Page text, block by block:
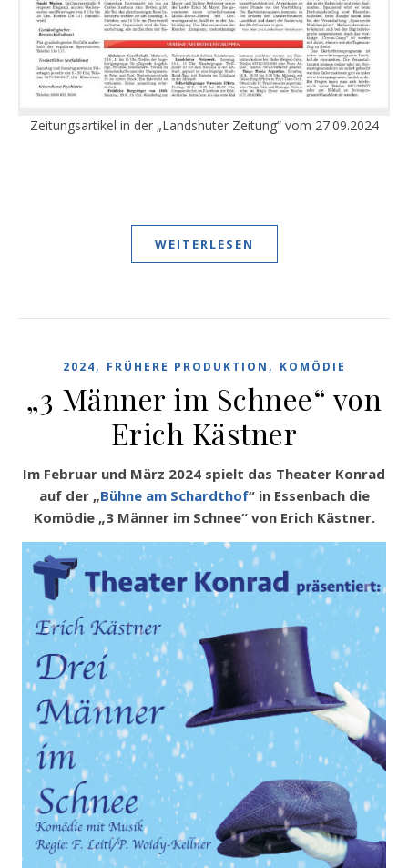
Zeitungsartikel in der „Landshuter Zeitung“ vom 27.09.2024
WEITERLESEN
2024, FRÜHERE PRODUKTION , KOMÖDIE
„3 Männer im Schnee“ von
Erich Kästner
Im Februar und März 2024 spielt das Theater Konrad
auf der „Bühne am Schardthof“ in Essenbach die
Komödie „3 Männer im Schnee“ von Erich Kästner.